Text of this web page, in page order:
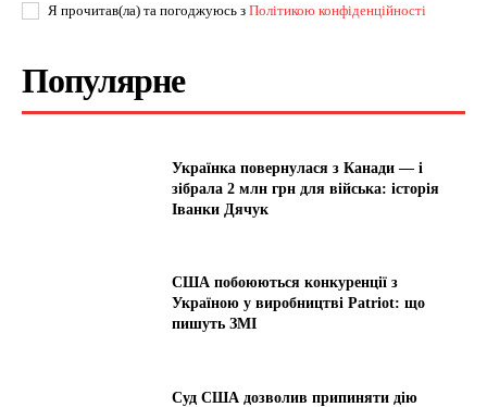
Я прочитав(ла) та погоджуюсь з Політикою конфіденційності
Популярне
Українка повернулася з Канади — і
зібрала 2 млн грн для війська: історія
Іванки Дячук
США побоюються конкуренції з
Україною у виробництві Patriot: що
пишуть ЗМІ
Суд США дозволив припиняти дію